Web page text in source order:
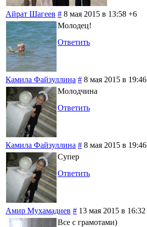
Айрат Шагеев # 8 мая 2015 в 13:58 +6
Молодец!
Ответить
Камила Файзуллина # 8 мая 2015 в 19:46
Молодчина
Ответить
Камила Файзуллина # 8 мая 2015 в 19:46
Супер
Ответить
Амир Мухамадиев # 13 мая 2015 в 16:32
Все с грамотами)